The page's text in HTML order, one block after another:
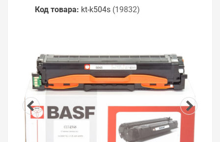
Код товара: kt-k504s (19832)